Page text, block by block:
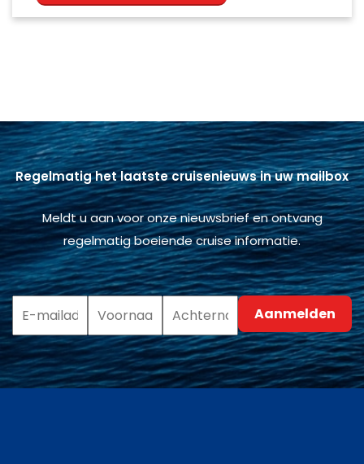
Regelmatig het laatste cruisenieuws in uw mailbox
Meldt u aan voor onze nieuwsbrief en ontvang
regelmatig boeiende cruise informatie.